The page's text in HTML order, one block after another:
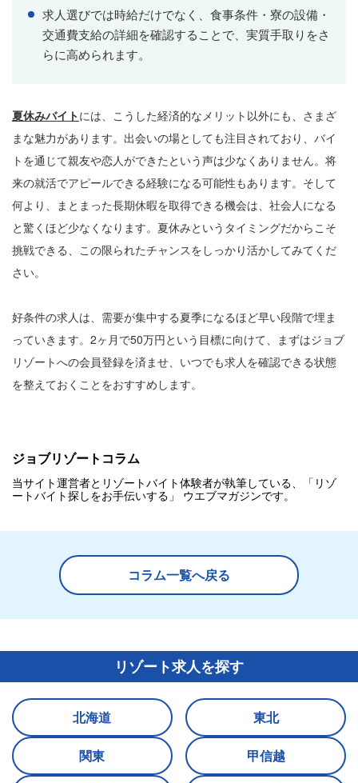
求人選びでは時給だけでなく、食事条件・寮の設備・
交通費支給の詳細を確認することで、実質手取りをさ
らに高められます。
夏休みバイトには、こうした経済的なメリット以外にも、さまざ
まな魅力があります。出会いの場としても注目されており、バイ
トを通じて親友や恋人ができたという声は少なくありません。将
来の就活でアピールできる経験になる可能性もあります。そして
何より、まとまった長期休暇を取得できる機会は、社会人になる
と驚くほど少なくなります。夏休みというタイミングだからこそ
挑戦できる、この限られたチャンスをしっかり活かしてみてくだ
さい。
好条件の求人は、需要が集中する夏季になるほど早い段階で埋ま
っていきます。2ヶ月で50万円という目標に向けて、まずはジョブ
リゾートへの会員登録を済ませ、いつでも求人を確認できる状態
を整えておくことをおすすめします。
ジョブリゾートコラム
当サイト運営者とリゾートバイト体験者が執筆している、「リゾ
ートバイト探しをお手伝いする」 ウエブマガジンです。
コラム一覧へ戻る
リゾート求人を探す
北海道 東北
関東 甲信越